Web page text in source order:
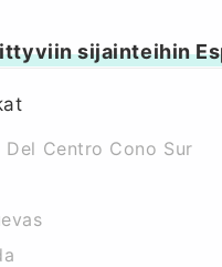
sijainteihin
Del Centro Cono Sur